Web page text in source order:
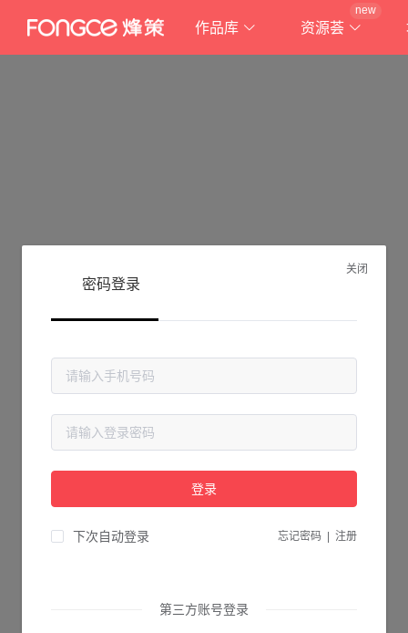
作品库 资源荟
new
抱歉!
请检查您输入的网址是否正确，或点击下面的按钮返回首页。
关闭
密码登录
登录
下次自动登录 忘记密码 注册
第三方账号登录